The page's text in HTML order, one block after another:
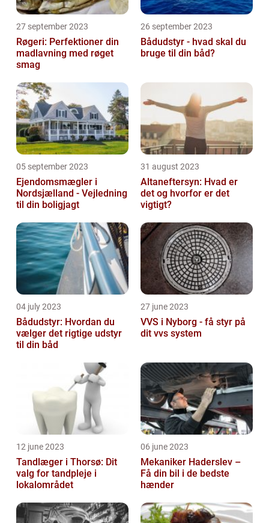
27 september 2023
Røgeri: Perfektioner din
madlavning med røget
smag
26 september 2023
Bådudstyr - hvad skal du
bruge til din båd?
05 september 2023
Ejendomsmægler i
Nordsjælland - Vejledning
til din boligjagt
31 august 2023
Altaneftersyn: Hvad er
det og hvorfor er det
vigtigt?
04 july 2023
Bådudstyr: Hvordan du
vælger det rigtige udstyr
til din båd
27 june 2023
VVS i Nyborg - få styr på
dit vvs system
12 june 2023
Tandlæger i Thorsø: Dit
valg for tandpleje i
lokalområdet
06 june 2023
Mekaniker Haderslev –
Få din bil i de bedste
hænder